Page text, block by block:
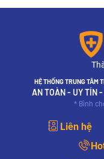
HỆ THỐNG TRUNG TÂM
AN TOÀN - UY TÍN
* Bình
Liên hệ